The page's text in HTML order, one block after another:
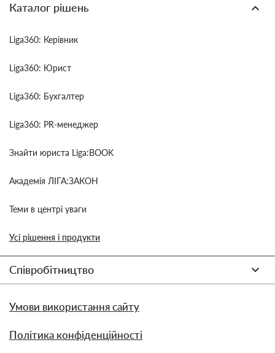
Каталог рішень
Liga360: Керівник
Liga360: Юрист
Liga360: Бухгалтер
Liga360: PR-менеджер
Знайти юриста Liga:BOOK
Академія ЛІГА:ЗАКОН
Теми в центрі уваги
Усі рішення і продукти
Співробітництво
Умови використання сайту
Політика конфіденційності